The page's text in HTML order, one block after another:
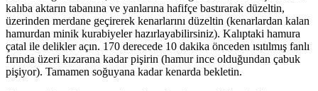
kalıba aktarın tabanına ve yanlarına hafifçe bastırarak düzeltin,
üzerinden merdane geçirerek kenarlarını düzeltin (kenarlardan kalan
hamurdan minik kurabiyeler hazırlayabilirsiniz). Kalıptaki hamura
çatal ile delikler açın. 170 derecede 10 dakika önceden ısıtılmış fanlı
fırında üzeri kızarana kadar pişirin (hamur ince olduğundan çabuk
pişiyor). Tamamen soğuyana kadar kenarda bekletin.